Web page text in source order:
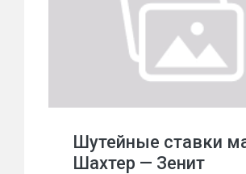
Шутейные ставки
Шахтер — Зенит